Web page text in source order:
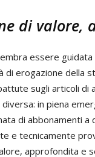
di valore,
essere
di erogazione della
sugli articoli di
in piena
di abbonamenti
e tecnicamente
approfondita e